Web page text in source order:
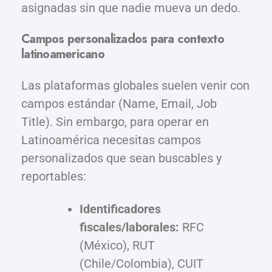
asignadas sin que nadie mueva un dedo.
Campos personalizados para contexto
latinoamericano
Las plataformas globales suelen venir con
campos estándar (Name, Email, Job
Title). Sin embargo, para operar en
Latinoamérica necesitas campos
personalizados que sean buscables y
reportables:
Identificadores
fiscales/laborales: RFC
(México), RUT
(Chile/Colombia), CUIT